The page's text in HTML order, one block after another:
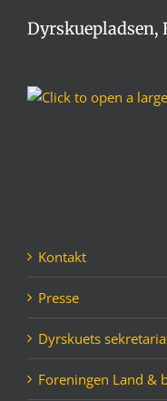
Dyrskuepladsen,
Kontakt
Presse
Dyrskuets
Foreningen Land &